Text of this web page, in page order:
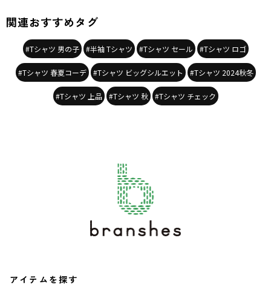
関連おすすめタグ
#Tシャツ 男の子 #半袖 Tシャツ #Tシャツ セール #Tシャツ ロゴ
#Tシャツ 春夏コーデ #Tシャツ ビッグシルエット #Tシャツ 2024秋冬
#Tシャツ 上品 #Tシャツ 秋 #Tシャツ チェック
アイテムを探す